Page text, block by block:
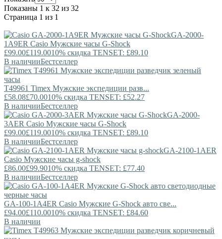
Показаны 1 к 32 из 32
Страница 1 из 1
GA-2000-
1A9ER Casio Мужские часы G-Shock
£99.00£119.0010% скидка TENSET: £89.10
В наличииБестселлер
T49961 Timex Мужские экспедиции разв...
£58.08£70.0010% скидка TENSET: £52.27
В наличииБестселлер
GA-2000-
3AER Casio Мужские часы G-Shock
£99.00£119.0010% скидка TENSET: £89.10
В наличииБестселлер
GA-2100-1AER
Casio Мужские часы g-shock
£86.00£99.9010% скидка TENSET: £77.40
В наличииБестселлер
GA-100-1A4ER Casio Мужские G-Shock авто све...
£94.00£110.0010% скидка TENSET: £84.60
В наличии